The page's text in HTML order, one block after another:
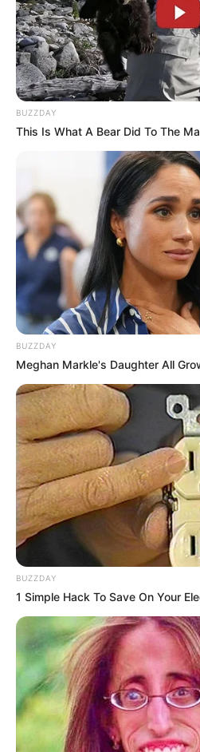
Το παγκόσμιο
πάνω στο χρέος, την απάτη και
άπειρης ανάπτυξης. Για
κεντρικές τράπεζες έχουν
αναπόφευκτη κατάρρευση
χρήματος, των διασώσεων και
χειραγώγησης. Αλλά τώρα, οι
το βιβλίο « Η Μεγάλη
Κατάρρευση, Παγκόσμιος
Επιβίωση » σας βοηθά να
Η αγορά ομολόγων, η
οικονομίας, καταρρέει κάτω
κάθονται πάνω σε
της καμπύλης αποδόσεων –
προγνωστικοί παράγοντες
Η ποσοτική χαλάρωση έχει
αλήθεια δεν μπορεί πλέον να
αφερέγγυο. Όταν οι
BUZZDAY
This Is What A Bear Did To The
BUZZDAY
Meghan Markle's Daughter All
BUZZDAY
1 Simple Hack To Save On Your